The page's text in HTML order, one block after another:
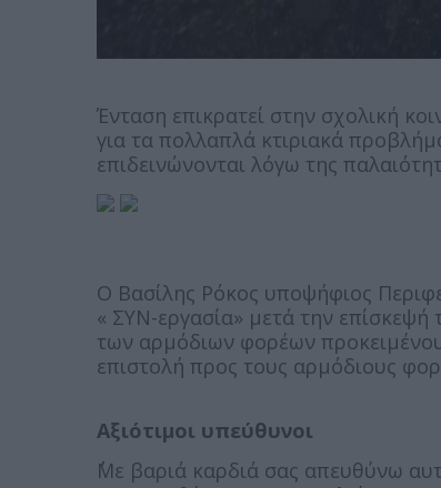
Ένταση επικρατεί στην σχολική
για τα πολλαπλά κτιριακά
επιδεινώνονται λόγω της
Ο Βασίλης Ρόκος υποψήφιος
« ΣΥΝ-εργασία» μετά την
των αρμόδιων φορέων
επιστολή προς τους αρμόδιους
Αξιότιμοι υπεύθυνοι
΄΄Με βαριά καρδιά σας απευθύνω